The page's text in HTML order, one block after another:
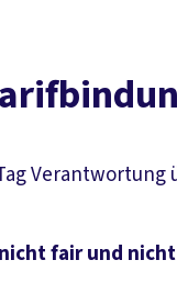
fair und